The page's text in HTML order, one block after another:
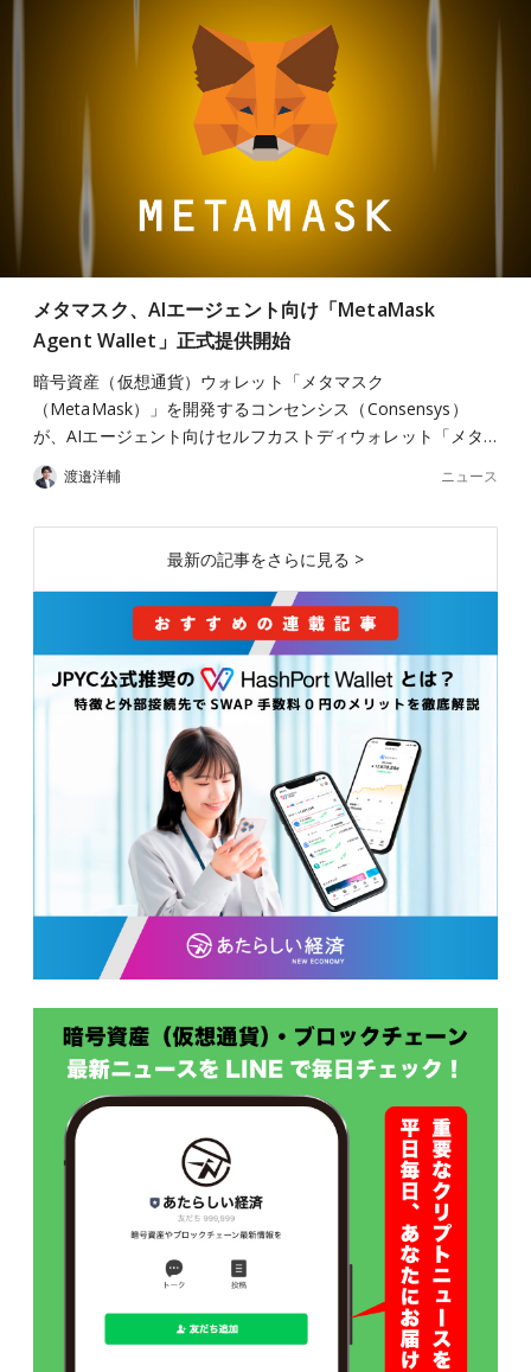
メタマスク、AIエージェント向け「MetaMask
Agent Wallet」正式提供開始
暗号資産（仮想通貨）ウォレット「メタマスク
（MetaMask）」を開発するコンセンシス（Consensys）
が、AIエージェント向けセルフカストディウォレット「メタ…
渡邉洋輔 ニュース
最新の記事をさらに見る >